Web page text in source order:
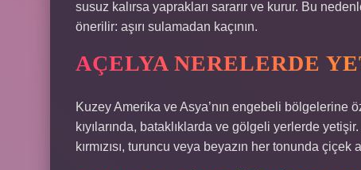
susuz kalırsa yaprakları sararır ve kurur. Bu
önerilir: aşırı sulamadan kaçının.
AÇELYA NERELERDE
Kuzey Amerika ve Asya’nın engebeli bölgelerine
kıyılarında, bataklıklarda ve gölgeli yerlerde
kırmızısı, turuncu veya beyazın her tonunda çiçek